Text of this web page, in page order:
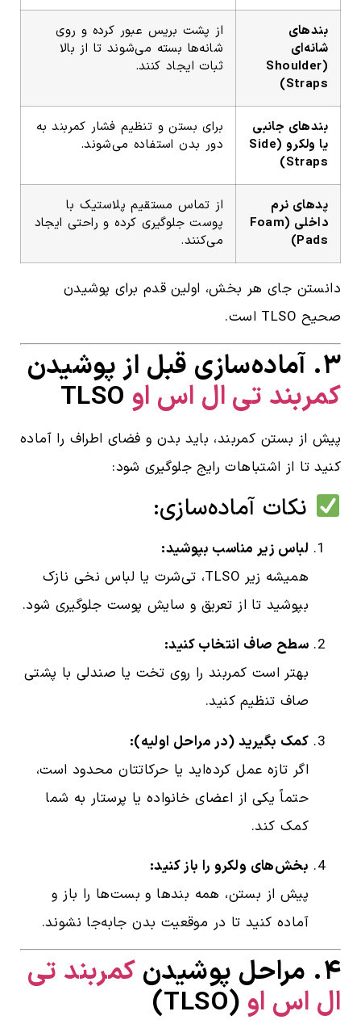
بندهای
شانه‌ای
(Shoulder
Straps)
از پشت بریس عبور کرده و روی
شانه‌ها بسته می‌شوند تا از بالا
ثبات ایجاد کنند.
بندهای جانبی
یا ولکرو (Side
Straps)
برای بستن و تنظیم فشار کمربند به
دور بدن استفاده می‌شوند.
پدهای نرم
داخلی (Foam
Pads)
از تماس مستقیم پلاستیک با
پوست جلوگیری کرده و راحتی ایجاد
می‌کنند.
دانستن جای هر بخش، اولین قدم برای پوشیدن
صحیح TLSO است.
۳. آماده‌سازی قبل از پوشیدن
کمربند تی ال اس او TLSO
پیش از بستن کمربند، باید بدن و فضای اطراف را آماده
کنید تا از اشتباهات رایج جلوگیری شود:
نکات آماده‌سازی:
لباس زیر مناسب بپوشید:
همیشه زیر TLSO، تی‌شرت یا لباس نخی نازک
بپوشید تا از تعریق و سایش پوست جلوگیری شود.
سطح صاف انتخاب کنید:
بهتر است کمربند را روی تخت یا صندلی با پشتی
صاف تنظیم کنید.
کمک بگیرید (در مراحل اولیه):
اگر تازه عمل کرده‌اید یا حرکاتتان محدود است،
حتماً یکی از اعضای خانواده یا پرستار به شما
کمک کند.
بخش‌های ولکرو را باز کنید:
پیش از بستن، همه بندها و بست‌ها را باز و
آماده کنید تا در موقعیت بدن جابه‌جا نشوند.
۴. مراحل پوشیدن کمربند تی
ال اس او (TLSO)